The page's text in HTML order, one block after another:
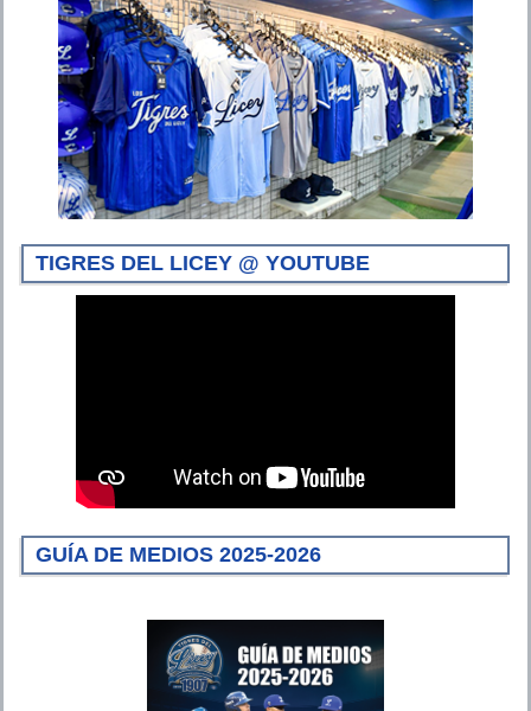
TIGRES DEL LICEY @ YOUTUBE
GUÍA DE MEDIOS 2025-2026